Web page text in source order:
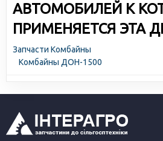
АВТОМОБИЛЕЙ К
ПРИМЕНЯЕТСЯ ЭТА
Запчасти Комбайны
Комбайны ДОН-1500